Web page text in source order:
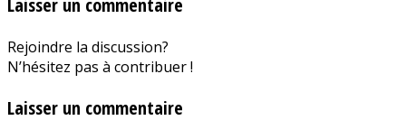
Laisser un commentaire
Rejoindre la discussion?
N’hésitez pas à contribuer !
Laisser un commentaire